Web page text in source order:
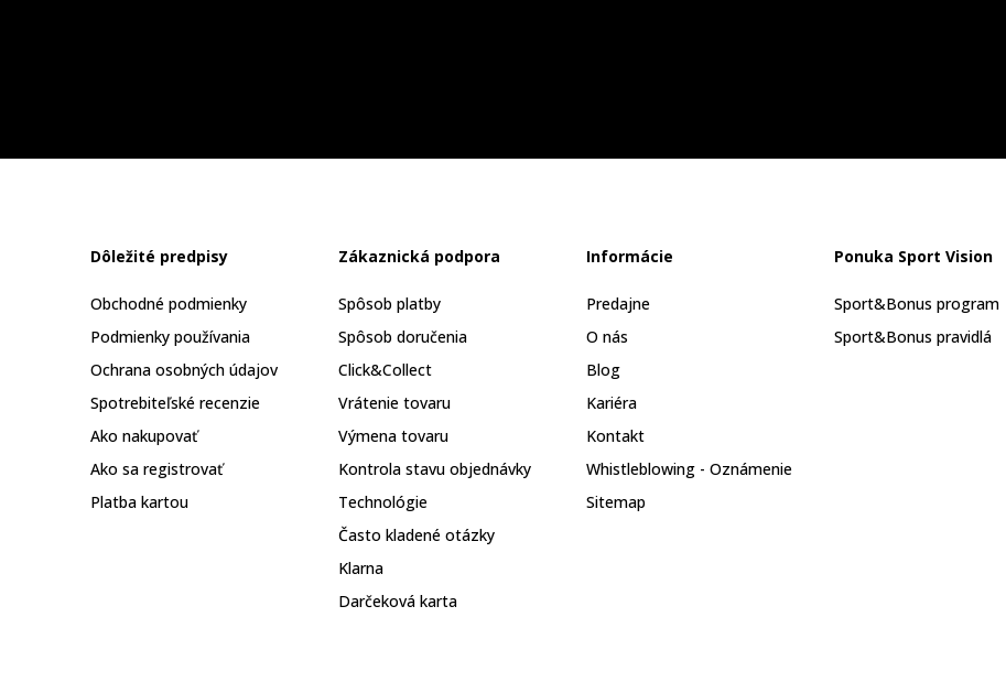
Dôležité predpisy
Obchodné podmienky
Podmienky používania
Ochrana osobných údajov
Spotrebiteľské recenzie
Ako nakupovať
Ako sa registrovať
Platba kartou
Zákaznická podpora
Spôsob platby
Spôsob doručenia
Click&Collect
Vrátenie tovaru
Výmena tovaru
Kontrola stavu objednávky
Technológie
Často kladené otázky
Klarna
Darčeková karta
Informácie
Predajne
O nás
Blog
Kariéra
Kontakt
Whistleblowing - Oznámenie
Sitemap
Ponuka Sport Vision
Sport&Bonus program
Sport&Bonus pravidlá